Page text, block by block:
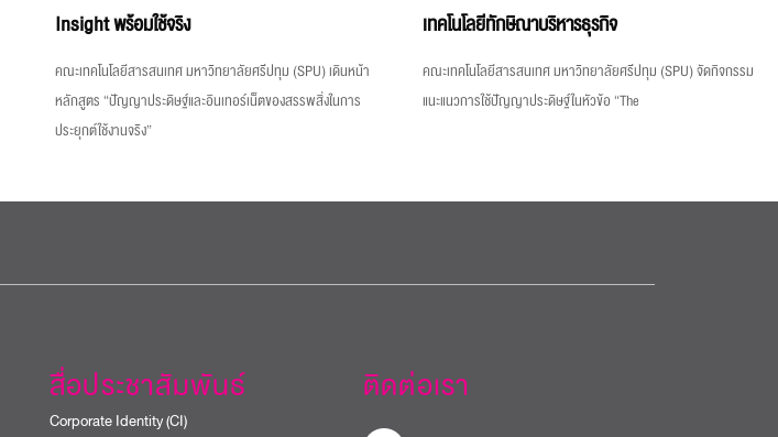
Insight พร้อมใช้จริง
คณะเทคโนโลยีสารสนเทศ มหาวิทยาลัยศรีปทุม (SPU) เดินหน้า
หลักสูตร “ปัญญาประดิษฐ์และอินเทอร์เน็ตของสรรพสิ่งในการ
ประยุกต์ใช้งานจริง”
เทคโนโลยีทักษิณาบริหารธุรกิจ
คณะเทคโนโลยีสารสนเทศ มหาวิทยาลัยศรีปทุม (SPU) จัดกิจกรรม
แนะแนวการใช้ปัญญาประดิษฐ์ในหัวข้อ “The
สื่อประชาสัมพันธ์
Corporate Identity (CI)
ติดต่อเรา